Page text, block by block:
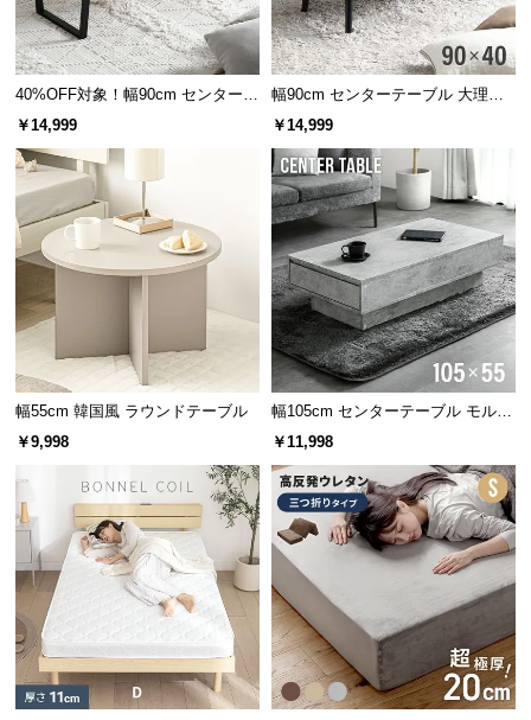
サッと拭くだけ簡単お手入れ
優れた耐水性で、水を零してしまった場合もサッと
乾拭きするだけでOK。日々のお手入れも簡単です。
安心して使える耐久性
天板の耐荷重は約150㎏。料理をたくさん置いたり作
業台にしたりしても安心して使える耐久性です。
40%OFF対象！幅90cm センターテ
ーブル 大理石/モルタル調 スクエ
￥14,999
幅90cm センターテーブル 大理石/
モルタル調 天然木脚 収納スペース
￥14,999
幅55cm 韓国風 ラウンドテーブル
￥9,998
幅105cm センターテーブル モルタ
ル調 大容量収納付き スライド引き
￥11,998